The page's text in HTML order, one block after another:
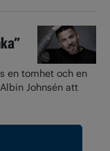
en tomhet och en
Johnsén att